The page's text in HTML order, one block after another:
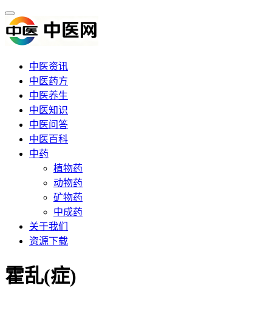
中医资讯
中医药方
中医养生
中医知识
中医问答
中医百科
中药
植物药
动物药
矿物药
中成药
关于我们
资源下载
霍乱(症)